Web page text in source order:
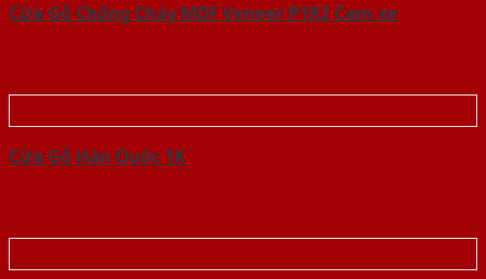
Cửa Gỗ Chống Cháy MDF Veneer P1R2 Cam xe
Cửa Gỗ Hàn Quốc 1K